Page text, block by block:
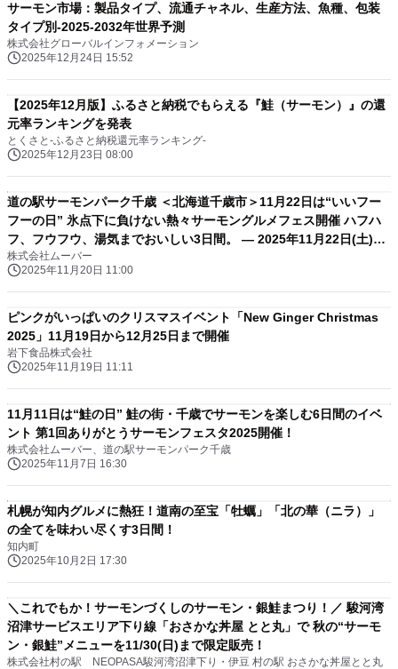
サーモン市場：製品タイプ、流通チャネル、生産方法、魚種、包装
タイプ別-2025-2032年世界予測
株式会社グローバルインフォメーション
2025年12月24日 15:52
【2025年12月版】ふるさと納税でもらえる『鮭（サーモン）』の還
元率ランキングを発表
とくさと-ふるさと納税還元率ランキング-
2025年12月23日 08:00
道の駅サーモンパーク千歳 ＜北海道千歳市＞11月22日は“いいフー
フーの日” 氷点下に負けない熱々サーモングルメフェス開催 ハフハ
フ、フウフウ、湯気までおいしい3日間。 ― 2025年11月22日(土)～
24日(日)＠サーモンパーク千歳 ―
株式会社ムーバー
2025年11月20日 11:00
ピンクがいっぱいのクリスマスイベント「New Ginger Christmas
2025」11月19日から12月25日まで開催
岩下食品株式会社
2025年11月19日 11:11
11月11日は“鮭の日” 鮭の街・千歳でサーモンを楽しむ6日間のイベ
ント 第1回ありがとうサーモンフェスタ2025開催！
株式会社ムーバー、道の駅サーモンパーク千歳
2025年11月7日 16:30
札幌が知内グルメに熱狂！道南の至宝「牡蠣」「北の華（ニラ）」
の全てを味わい尽くす3日間！
知内町
2025年10月2日 17:30
＼これでもか！サーモンづくしのサーモン・銀鮭まつり！／ 駿河湾
沼津サービスエリア下り線「おさかな丼屋 とと丸」で 秋の“サーモ
ン・銀鮭”メニューを11/30(日)まで限定販売！
株式会社村の駅 NEOPASA駿河湾沼津下り・伊豆 村の駅 おさかな丼屋とと丸